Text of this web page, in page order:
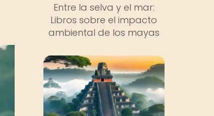
Entre la selva y el mar:
Libros sobre el impacto
ambiental de los mayas